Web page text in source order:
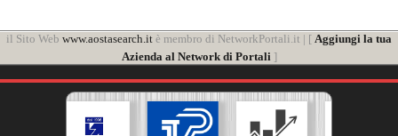
il Sito Web www.aostasearch.it è membro di NetworkPortali.it | [ Aggiungi la tua
Azienda al Network di Portali]